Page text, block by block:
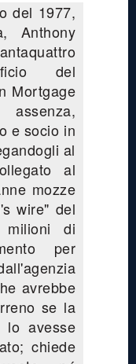
del 1977,
Anthony
del
Mortgage
e socio in
al
al
mozze
wire" del
milioni di
per
avrebbe
se la
lo avesse
chiede